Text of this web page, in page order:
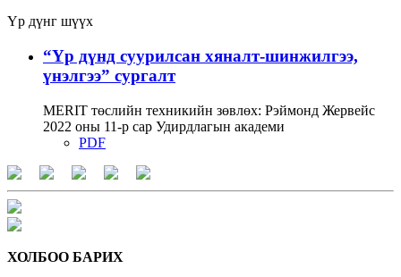
Үр дүнг шүүх
“Үр дүнд суурилсан хяналт-шинжилгээ,
үнэлгээ” сургалт
MERIT төслийн техникийн зөвлөх: Рэймонд Жервейс
2022 оны 11-р сар Удирдлагын академи
PDF
ХОЛБОО БАРИХ